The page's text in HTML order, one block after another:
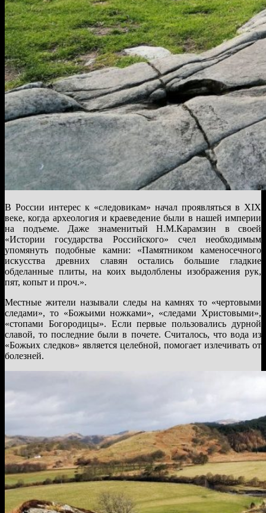
В России интерес к «следовикам» начал проявляться в XIX
веке, когда археология и краеведение были в нашей империи
на подъеме. Даже знаменитый Н.М.Карамзин в своей
«Истории государства Российского» счел необходимым
упомянуть подобные камни: «Памятником каменосечного
искусства древних славян остались большие гладкие
обделанные плиты, на коих выдолблены изображения рук,
пят, копыт и проч.».
Местные жители называли следы на камнях то «чертовыми
следами», то «Божьими ножками», «следами Христовыми»,
«стопами Богородицы». Если первые пользовались дурной
славой, то последние были в почете. Считалось, что вода из
«Божьих следков» является целебной, помогает излечивать от
болезней.